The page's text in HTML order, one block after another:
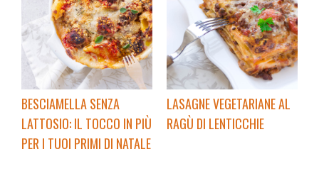
BESCIAMELLA SENZA
LATTOSIO: IL TOCCO IN PIÙ
PER I TUOI PRIMI DI NATALE
LASAGNE VEGETARIANE AL
RAGÙ DI LENTICCHIE